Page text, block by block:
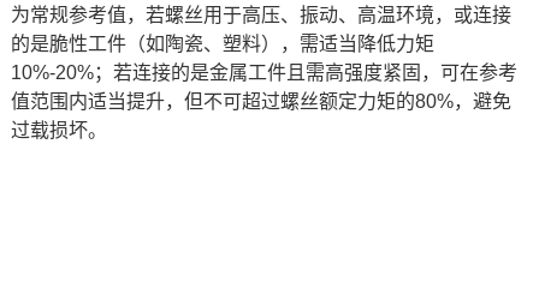
为常规参考值，若螺丝用于高压、振动、高温环境，或连接
的是脆性工件（如陶瓷、塑料），需适当降低力矩
10%-20%；若连接的是金属工件且需高强度紧固，可在参考
值范围内适当提升，但不可超过螺丝额定力矩的80%，避免
过载损坏。